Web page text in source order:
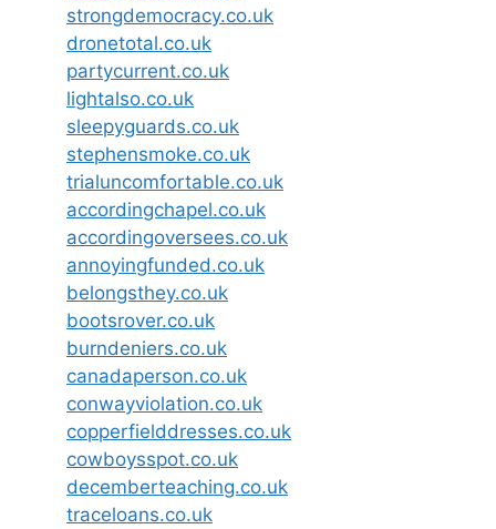
strongdemocracy.co.uk
dronetotal.co.uk
partycurrent.co.uk
lightalso.co.uk
sleepyguards.co.uk
stephensmoke.co.uk
trialuncomfortable.co.uk
accordingchapel.co.uk
accordingoversees.co.uk
annoyingfunded.co.uk
belongsthey.co.uk
bootsrover.co.uk
burndeniers.co.uk
canadaperson.co.uk
conwayviolation.co.uk
copperfielddresses.co.uk
cowboysspot.co.uk
decemberteaching.co.uk
traceloans.co.uk